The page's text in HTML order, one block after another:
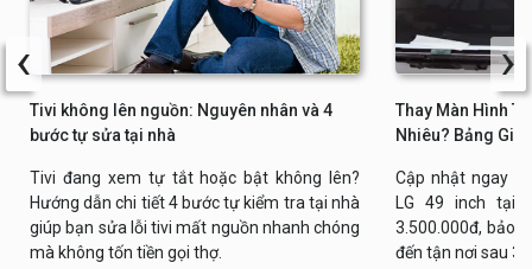
Tivi không lên nguồn: Nguyên nhân và 4
bước tự sửa tại nhà
Tivi đang xem tự tắt hoặc bật không lên?
Hướng dẫn chi tiết 4 bước tự kiểm tra tại nhà
giúp bạn sửa lỗi tivi mất nguồn nhanh chóng
mà không tốn tiền gọi thợ.
Thay Màn Hình
Nhiêu? Bảng Giá
Cập nhật ngay
LG 49 inch tại
3.500.000đ, bảo
đến tận nơi sau
‹ ›